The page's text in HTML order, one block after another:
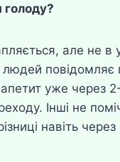
голоду?
але не в
людей повідомляє
уже через
Інші не
навіть через